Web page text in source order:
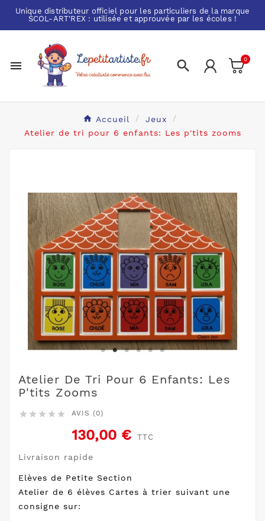
Unique distributeur officiel pour les particuliers de la marque
SCOL-ART'REX : utilisée et approuvée par les écoles !
  0
Accueil
Jeux
Atelier de tri pour 6 enfants: Les p'tits zooms
Atelier De Tri Pour 6 Enfants: Les
P'tits Zooms
     AVIS (0)
130,00 € TTC
Livraison rapide
Elèves de Petite Section
Atelier de 6 élèves Cartes à trier suivant une
consigne sur: